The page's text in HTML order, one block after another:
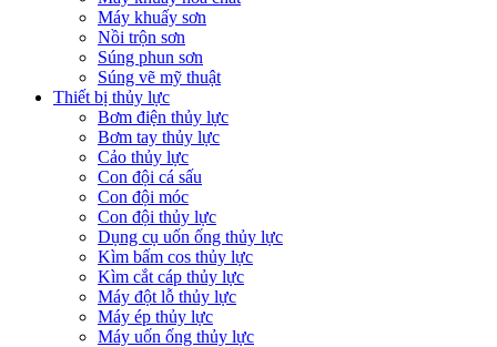
Máy khuấy sơn
Nồi trộn sơn
Súng phun sơn
Súng vẽ mỹ thuật
Thiết bị thủy lực
Bơm điện thủy lực
Bơm tay thủy lực
Cảo thủy lực
Con đội cá sấu
Con đội móc
Con đội thủy lực
Dụng cụ uốn ống thủy lực
Kìm bấm cos thủy lực
Kìm cắt cáp thủy lực
Máy đột lỗ thủy lực
Máy ép thủy lực
Máy uốn ống thủy lực